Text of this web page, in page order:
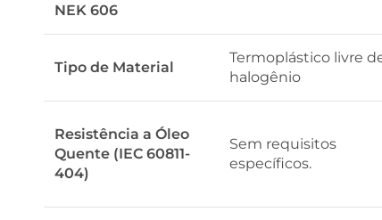
NEK 606
Tipo de Material
Termoplástico livre
halogênio
Resistência a Óleo
Quente (IEC 60811-
404)
Sem requisitos
específicos.